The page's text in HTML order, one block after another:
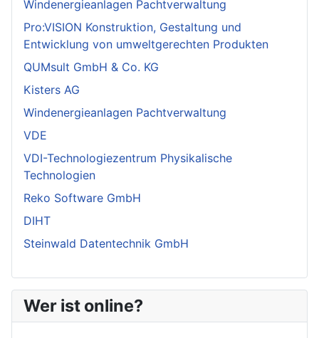
Windenergieanlagen Pachtverwaltung
Pro:VISION Konstruktion, Gestaltung und
Entwicklung von umweltgerechten Produkten
QUMsult GmbH & Co. KG
Kisters AG
Windenergieanlagen Pachtverwaltung
VDE
VDI-Technologiezentrum Physikalische
Technologien
Reko Software GmbH
DIHT
Steinwald Datentechnik GmbH
Wer ist online?